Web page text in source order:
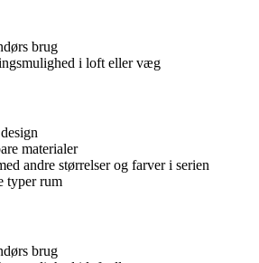
brug
i loft eller væg
materialer
andre størrelser og farver i serien
typer rum
brug